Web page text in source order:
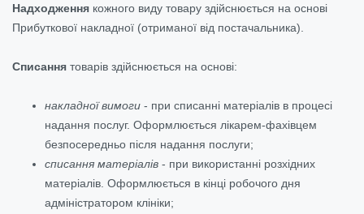
Надходження кожного виду товару здійснюється на основі
Прибуткової накладної (отриманої від постачальника).
Списання товарів здійснюється на основі:
накладної вимоги - при списанні матеріалів в процесі
надання послуг. Оформлюється лікарем-фахівцем
безпосередньо після надання послуги;
списання матеріалів - при використанні розхідних
матеріалів. Оформлюється в кінці робочого дня
адміністратором клініки;